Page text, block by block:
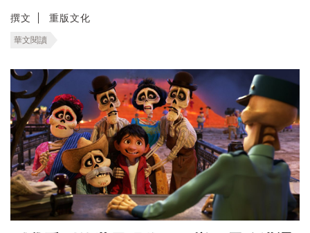
撰文 重版文化
華文閱讀